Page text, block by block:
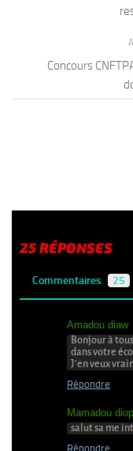
Concours
25 RÉPONSES
Commentaires 25
Amadou diaw
Bonjour à
dans votre
J’en veux
Répondre
Mamadou diop
salut sa me
Répondre